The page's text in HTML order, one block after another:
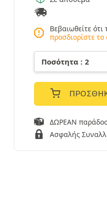
Βεβαιωθείτε ότι
προσδιορίστε
ΔΩΡΕΑΝ
Ασφαλής